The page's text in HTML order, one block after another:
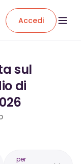
Accedi
sul
di
per